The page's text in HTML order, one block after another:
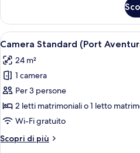
tickets
&
1
Ferrari
Land
ticket)
Room,
adults
Aventura
tickets
Ferrari
Land
ticket)
Apri
tutte
le
foto
per
Camera
Standard
Aventura+1dayFerari
6
Camera Standard (Port
24 m²
1 camera
Per 3 persone
2 letti matrimoniali o 1 letto
Wi-Fi gratuito
Scopri di più
Altri